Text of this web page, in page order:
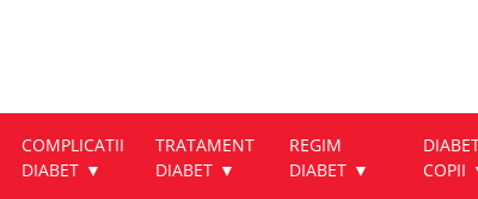
COMPLICATII
DIABET
TRATAMENT
DIABET
REGIM
DIABET
COPII